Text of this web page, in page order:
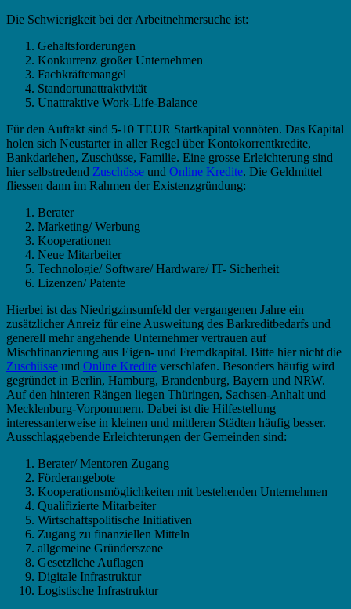
Die Schwierigkeit bei der Arbeitnehmersuche ist:
Gehaltsforderungen
Konkurrenz großer Unternehmen
Fachkräftemangel
Standortunattraktivität
Unattraktive Work-Life-Balance
Für den Auftakt sind 5-10 TEUR Startkapital vonnöten. Das Kapital
holen sich Neustarter in aller Regel über Kontokorrentkredite,
Bankdarlehen, Zuschüsse, Familie. Eine grosse Erleichterung sind
hier selbstredend Zuschüsse und Online Kredite. Die Geldmittel
fliessen dann im Rahmen der Existenzgründung:
Berater
Marketing/ Werbung
Kooperationen
Neue Mitarbeiter
Technologie/ Software/ Hardware/ IT- Sicherheit
Lizenzen/ Patente
Hierbei ist das Niedrigzinsumfeld der vergangenen Jahre ein
zusätzlicher Anreiz für eine Ausweitung des Barkreditbedarfs und
generell mehr angehende Unternehmer vertrauen auf
Mischfinanzierung aus Eigen- und Fremdkapital. Bitte hier nicht die
Zuschüsse und Online Kredite verschlafen. Besonders häufig wird
gegründet in Berlin, Hamburg, Brandenburg, Bayern und NRW.
Auf den hinteren Rängen liegen Thüringen, Sachsen-Anhalt und
Mecklenburg-Vorpommern. Dabei ist die Hilfestellung
interessanterweise in kleinen und mittleren Städten häufig besser.
Ausschlaggebende Erleichterungen der Gemeinden sind:
Berater/ Mentoren Zugang
Förderangebote
Kooperationsmöglichkeiten mit bestehenden Unternehmen
Qualifizierte Mitarbeiter
Wirtschaftspolitische Initiativen
Zugang zu finanziellen Mitteln
allgemeine Gründerszene
Gesetzliche Auflagen
Digitale Infrastruktur
Logistische Infrastruktur